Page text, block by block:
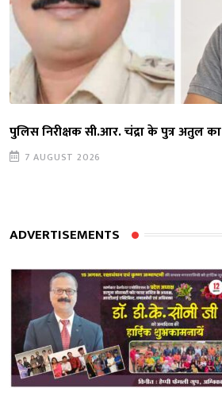
पुलिस निरीक्षक सी.आर. चंद्रा के पुत्र अतुल का
7 AUGUST 2026
ADVERTISEMENTS